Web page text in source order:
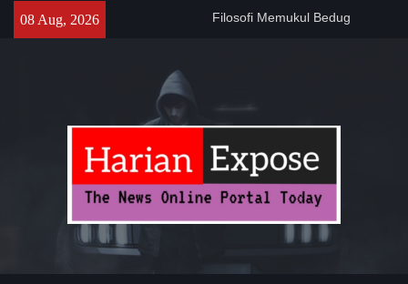
08 Aug, 2026
141 Tahun Stasiun Slawi : “Dari
Narkoba di Sekolah Kebayoran
Lama, DPR Minta Diusut
Tuntas